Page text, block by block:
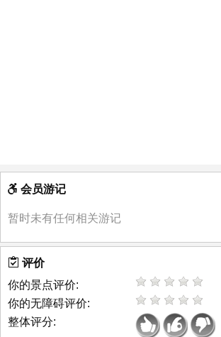
会员游记
暂时未有任何相关游记
评价
你的景点评价:
你的无障碍评价:
整体评分: